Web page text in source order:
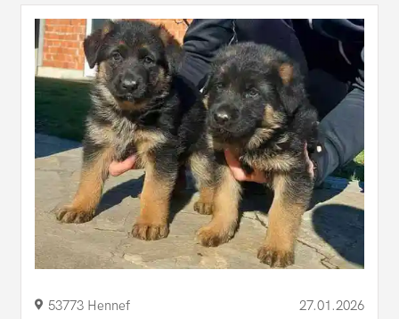
53773 Hennef 27.01.2026